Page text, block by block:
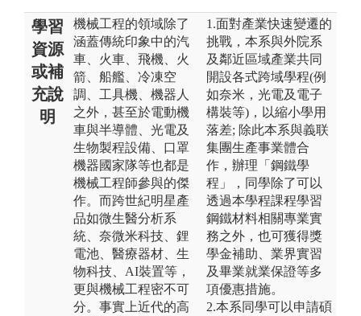
學習
資源
或補
充說
明
機械工程的領域除了
涵蓋傳統印象中的汽
車、火車、飛機、火
箭、船艦、冷凍空
調、工具機、機器人
之外，甚至於電動機
車與半導體、光電及
生物製程設備、口罩
機器國家隊等也都是
機械工程師參與的傑
作。而跨世紀明星產
品如微生醫分析系
統、奈微米科技、鋰
電池、醫療器材、生
物科技、AI裝置等，
更與機械工程密不可
分。事實上近代的高
1.面對產業快速變遷的
挑戰，本系與外院系
及鄰近區域產業共同
開設各式跨域學程(例
如奈米，光電及電子
構裝等)，以縮小學用
落差; 除此本系與義联
集團生產事業體合
作，辦理「鋼鐵學
程」，同學除了可以
透過本學程課程學習
鋼鐵材料相關專業實
務之外，也可獲得獎
學金補助、業界實習
及畢業就業保證等多
項優惠措施。
2.本系同學可以申請碩